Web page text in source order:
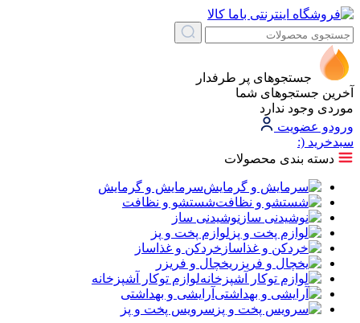
جستجوهای پر طرفدار
آخرین جستجوهای شما
موردی وجود ندارد
ورودو عضویت
سبد‌خرید (:
دسته بندی محصولات
سرمایش و گرمایش
شستشو و نظافت
نوشیدنی ساز
لوازم پخت و پز
خردکن و غذاساز
یخچال و فریزر
لوازم توکار آشپزخانه
آرایشی و بهداشتی
سرویس پخت و پز